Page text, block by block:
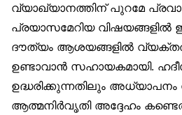
വ്യാഖ്യാനത്തിന് പുറമേ
പ്രയാസമേറിയ വിഷയങ്ങളില്‍
ദൗത്യം ആശയങ്ങളില്‍
ഉണ്ടാവാന്‍ സഹായകമായി.
ഉദ്ധരിക്കുന്നതിലും
ആത്മനിര്‍വൃതി അദ്ദേഹം